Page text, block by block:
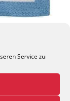
Service zu